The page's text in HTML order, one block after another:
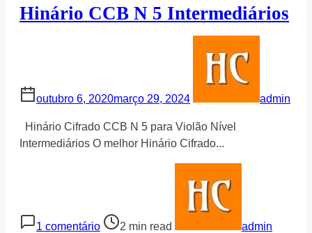
Hinário CCB N 5 Intermediários
outubro 6, 2020março 29, 2024 admin
Hinário Cifrado CCB N 5 para Violão Nível
Intermediários O melhor Hinário Cifrado...
1 comentário N
2 min read
admin